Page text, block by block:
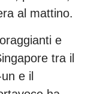
al mattino.
e
tra il
e il